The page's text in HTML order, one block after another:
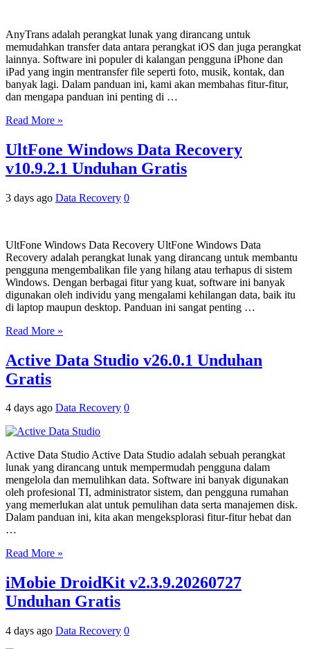
AnyTrans adalah perangkat lunak yang dirancang untuk
memudahkan transfer data antara perangkat iOS dan juga perangkat
lainnya. Software ini populer di kalangan pengguna iPhone dan
iPad yang ingin mentransfer file seperti foto, musik, kontak, dan
banyak lagi. Dalam panduan ini, kami akan membahas fitur-fitur,
dan mengapa panduan ini penting di …
Read More »
UltFone Windows Data Recovery
v10.9.2.1 Unduhan Gratis
3 days ago Data Recovery 0
UltFone Windows Data Recovery UltFone Windows Data
Recovery adalah perangkat lunak yang dirancang untuk membantu
pengguna mengembalikan file yang hilang atau terhapus di sistem
Windows. Dengan berbagai fitur yang kuat, software ini banyak
digunakan oleh individu yang mengalami kehilangan data, baik itu
di laptop maupun desktop. Panduan ini sangat penting …
Read More »
Active Data Studio v26.0.1 Unduhan
Gratis
4 days ago Data Recovery 0
Active Data Studio Active Data Studio adalah sebuah perangkat
lunak yang dirancang untuk mempermudah pengguna dalam
mengelola dan memulihkan data. Software ini banyak digunakan
oleh profesional TI, administrator sistem, dan pengguna rumahan
yang memerlukan alat untuk pemulihan data serta manajemen disk.
Dalam panduan ini, kita akan mengeksplorasi fitur-fitur hebat dan
…
Read More »
iMobie DroidKit v2.3.9.20260727
Unduhan Gratis
4 days ago Data Recovery 0